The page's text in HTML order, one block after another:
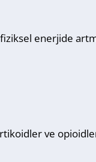
enerjide
ve